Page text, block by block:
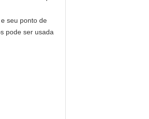
seu ponto de
pode ser usada